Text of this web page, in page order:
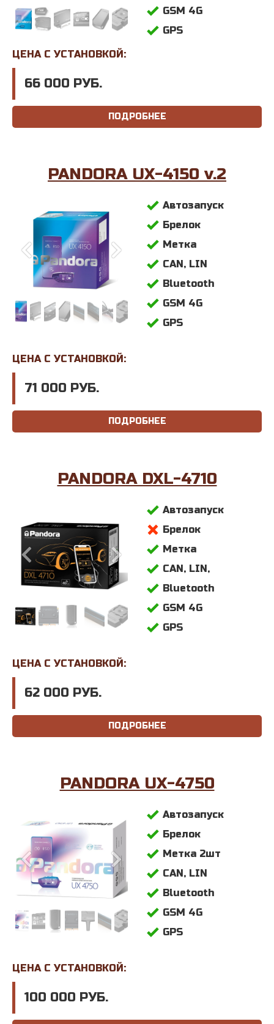
GSM 4G
GPS
ЦЕНА С УСТАНОВКОЙ:
66 000 РУБ.
ПОДРОБНЕЕ
PANDORA UX-4150 v.2
Автозапуск
Брелок
Метка
CAN, LIN
Bluetooth
GSM 4G
GPS
ЦЕНА С УСТАНОВКОЙ:
71 000 РУБ.
ПОДРОБНЕЕ
PANDORA DXL-4710
Автозапуск
Брелок
Метка
CAN, LIN,
Bluetooth
GSM 4G
GPS
ЦЕНА С УСТАНОВКОЙ:
62 000 РУБ.
ПОДРОБНЕЕ
PANDORA UX-4750
Автозапуск
Брелок
Метка 2шт
CAN, LIN
Bluetooth
GSM 4G
GPS
ЦЕНА С УСТАНОВКОЙ:
100 000 РУБ.